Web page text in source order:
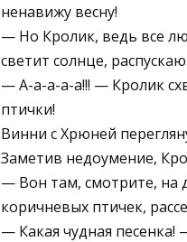
ненавижу весну!
— Но Кролик, ведь все
светит солнце,
— А-а-а-а-а!!! — Кролик
птички!
Винни с Хрюней
Заметив недоумение,
— Вон там, смотрите, на
коричневых птичек,
— Какая чудная